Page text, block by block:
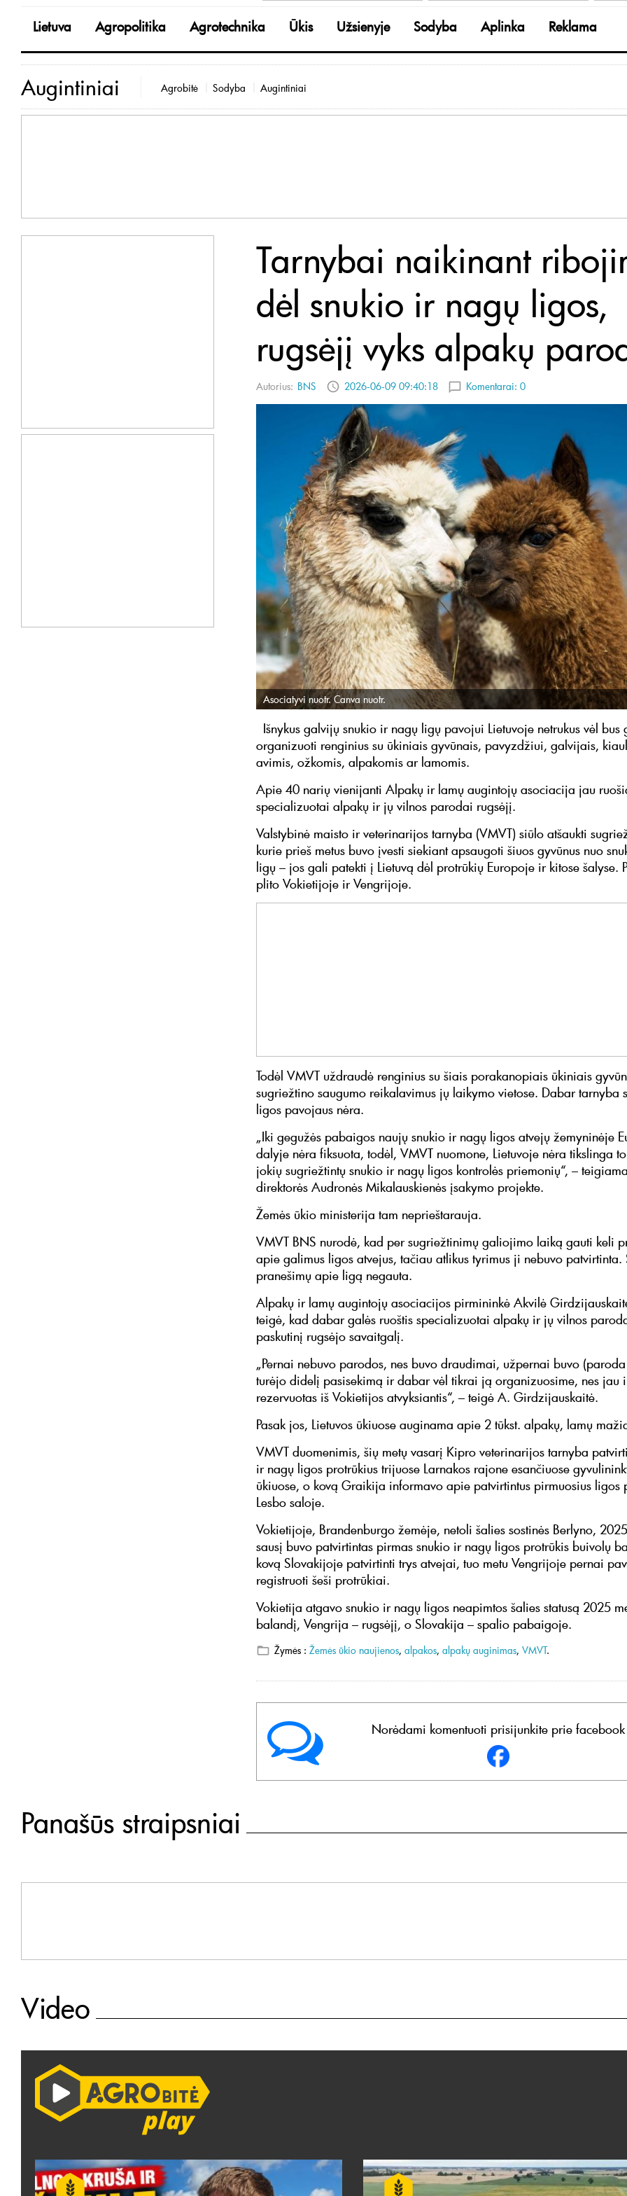
Lietuva Agropolitika Agrotechnika Ūkis Užsienyje Sodyba Aplinka Reklama
Augintiniai Agrobitė Sodyba Augintiniai
Tarnybai naikinant
dėl snukio ir nagų ligos,
rugsėjį vyks alpakų
Autorius: BNS 2026-06-09 09:40:18 Komentarai: 0
Asociatyvi nuotr. Canva nuotr.
Išnykus galvijų snukio ir nagų ligų pavojui Lietuvoje netrukus vėl bus
organizuoti renginius su ūkiniais gyvūnais, pavyzdžiui, galvijais,
avimis, ožkomis, alpakomis ar lamomis.
Apie 40 narių vienijanti Alpakų ir lamų augintojų asociacija jau
specializuotai alpakų ir jų vilnos parodai rugsėjį.
Valstybinė maisto ir veterinarijos tarnyba (VMVT) siūlo atšaukti
kurie prieš metus buvo įvesti siekiant apsaugoti šiuos gyvūnus nuo
ligų – jos gali patekti į Lietuvą dėl protrūkių Europoje ir kitose šalyse.
plito Vokietijoje ir Vengrijoje.
Todėl VMVT uždraudė renginius su šiais porakanopiais ūkiniais
sugriežtino saugumo reikalavimus jų laikymo vietose. Dabar tarnyba
ligos pavojaus nėra.
„Iki gegužės pabaigos naujų snukio ir nagų ligos atvejų žemyninėje
dalyje nėra fiksuota, todėl, VMVT nuomone, Lietuvoje nėra tikslinga
jokių sugriežtintų snukio ir nagų ligos kontrolės priemonių“, –
direktorės Audronės Mikalauskienės įsakymo projekte.
Žemės ūkio ministerija tam neprieštarauja.
VMVT BNS nurodė, kad per sugriežtinimų galiojimo laiką gauti keli
apie galimus ligos atvejus, tačiau atlikus tyrimus ji nebuvo patvirtinta.
pranešimų apie ligą negauta.
Alpakų ir lamų augintojų asociacijos pirmininkė Akvilė
teigė, kad dabar galės ruoštis specializuotai alpakų ir jų vilnos
paskutinį rugsėjo savaitgalį.
„Pernai nebuvo parodos, nes buvo draudimai, užpernai buvo
turėjo didelį pasisekimą ir dabar vėl tikrai ją organizuosime, nes jau
rezervuotas iš Vokietijos atvyksiantis“, – teigė A. Girdzijauskaitė.
Pasak jos, Lietuvos ūkiuose auginama apie 2 tūkst. alpakų, lamų
VMVT duomenimis, šių metų vasarį Kipro veterinarijos tarnyba
ir nagų ligos protrūkius trijuose Larnakos rajone esančiuose
ūkiuose, o kovą Graikija informavo apie patvirtintus pirmuosius ligos
Lesbo saloje.
Vokietijoje, Brandenburgo žemėje, netoli šalies sostinės Berlyno,
sausį buvo patvirtintas pirmas snukio ir nagų ligos protrūkis buivolų
kovą Slovakijoje patvirtinti trys atvejai, tuo metu Vengrijoje pernai
registruoti šeši protrūkiai.
Vokietija atgavo snukio ir nagų ligos neapimtos šalies statusą 2025
balandį, Vengrija – rugsėjį, o Slovakija – spalio pabaigoje.
Žymės : Žemės ūkio naujienos, alpakos, alpakų auginimas, VMVT.
Norėdami komentuoti prisijunkite prie facebook
Panašūs straipsniai
Video